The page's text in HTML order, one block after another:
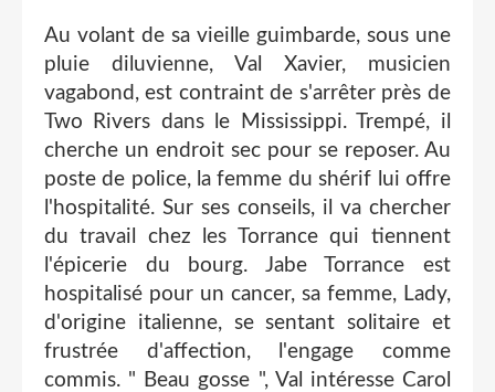
Au volant de sa vieille guimbarde, sous une
pluie diluvienne, Val Xavier, musicien
vagabond, est contraint de s'arrêter près de
Two Rivers dans le Mississippi. Trempé, il
cherche un endroit sec pour se reposer. Au
poste de police, la femme du shérif lui offre
l'hospitalité. Sur ses conseils, il va chercher
du travail chez les Torrance qui tiennent
l'épicerie du bourg. Jabe Torrance est
hospitalisé pour un cancer, sa femme, Lady,
d'origine italienne, se sentant solitaire et
frustrée d'affection, l'engage comme
commis. " Beau gosse ", Val intéresse Carol